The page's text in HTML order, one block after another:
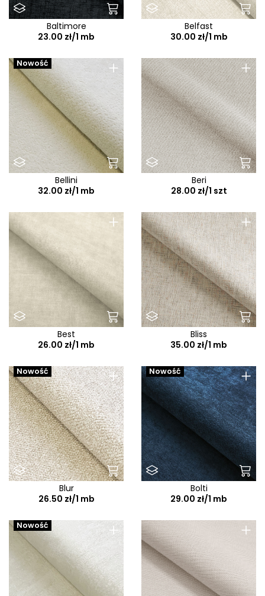
Baltimore
23.00 zł/1 mb
Belfast
30.00 zł/1 mb
+
Nowość
Bellini
32.00 zł/1 mb
+
Beri
28.00 zł/1 szt
+
Best
26.00 zł/1 mb
+
Bliss
35.00 zł/1 mb
+
Nowość
Blur
26.50 zł/1 mb
+
Nowość
Bolti
29.00 zł/1 mb
+
Nowość +